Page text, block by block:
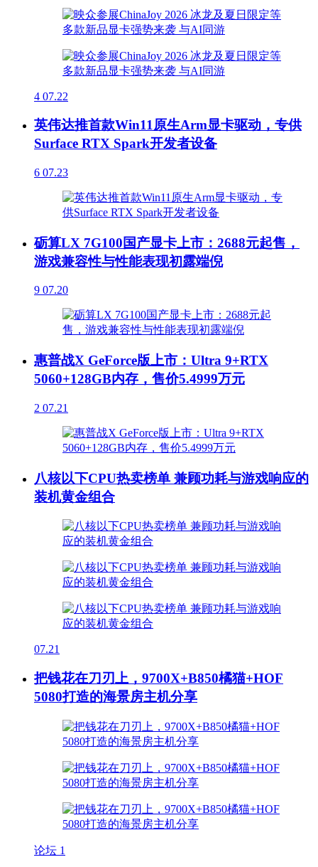
4 07.22
英伟达推首款Win11原生Arm显卡驱动，专供
Surface RTX Spark开发者设备
6 07.23
砺算LX 7G100国产显卡上市：2688元起售，
游戏兼容性与性能表现初露端倪
9 07.20
惠普战X GeForce版上市：Ultra 9+RTX
5060+128GB内存，售价5.4999万元
2 07.21
八核以下CPU热卖榜单 兼顾功耗与游戏响应的
装机黄金组合
07.21
把钱花在刀刃上，9700X+B850橘猫+HOF
5080打造的海景房主机分享
论坛 1